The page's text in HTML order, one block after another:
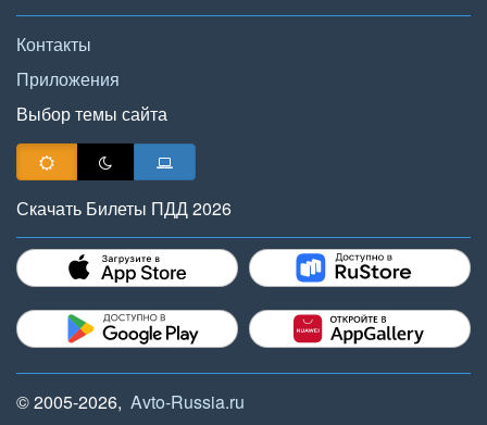
Контакты
Приложения
Выбор темы сайта
Скачать Билеты ПДД 2026
© 2005-2026, Avto-Russia.ru